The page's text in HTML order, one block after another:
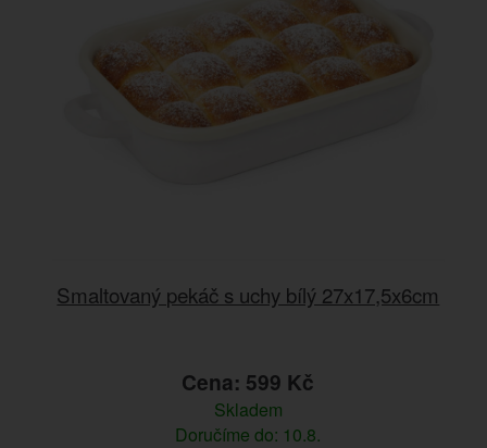
Smaltovaný pekáč s uchy bílý 27x17,5x6cm
Cena: 599 Kč
Skladem
Doručíme do: 10.8.